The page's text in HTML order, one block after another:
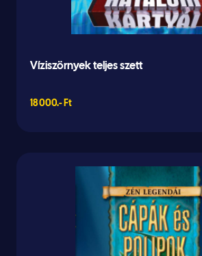
Víziszörnyek teljes szett
18 000.- Ft